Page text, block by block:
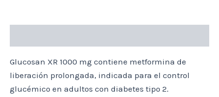
Glucosan XR 1000 mg contiene metformina de
liberación prolongada, indicada para el control
glucémico en adultos con diabetes tipo 2.